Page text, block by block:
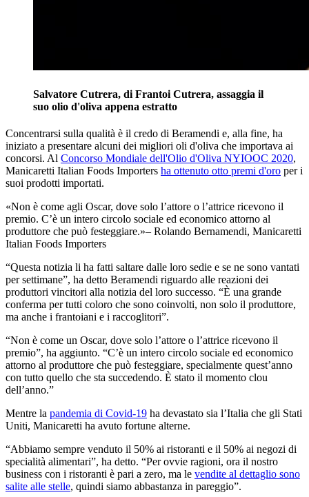
Salvatore Cutrera, di Frantoi Cutrera, assaggia il
suo olio d'oliva appena estratto
Concentrarsi sulla qualità è il credo di Beramendi e, alla fine, ha
iniziato a presentare alcuni dei migliori oli d'oliva che importava ai
concorsi. Al Concorso Mondiale dell'Olio d'Oliva NYIOOC 2020,
Manicaretti Italian Foods Importers ha ottenuto otto premi d'oro per i
suoi prodotti importati.
Non è come agli Oscar, dove solo l’attore o l’attrice ricevono il
premio. C’è un intero circolo sociale ed economico attorno al
produttore che può festeggiare. – Rolando Bernamendi, Manicaretti
Italian Foods Importers
“Questa notizia li ha fatti saltare dalle loro sedie e se ne sono vantati
per settimane”, ha detto Beramendi riguardo alle reazioni dei
produttori vincitori alla notizia del loro successo. “È una grande
conferma per tutti coloro che sono coinvolti, non solo il produttore,
ma anche i frantoiani e i raccoglitori”.
“Non è come un Oscar, dove solo l’attore o l’attrice ricevono il
premio”, ha aggiunto. “C’è un intero circolo sociale ed economico
attorno al produttore che può festeggiare, specialmente quest’anno
con tutto quello che sta succedendo. È stato il momento clou
dell’anno.”
Mentre la pandemia di Covid-19 ha devastato sia l’Italia che gli Stati
Uniti, Manicaretti ha avuto fortune alterne.
“Abbiamo sempre venduto il 50% ai ristoranti e il 50% ai negozi di
specialità alimentari”, ha detto. “Per ovvie ragioni, ora il nostro
business con i ristoranti è pari a zero, ma le vendite al dettaglio sono
salite alle stelle, quindi siamo abbastanza in pareggio”.